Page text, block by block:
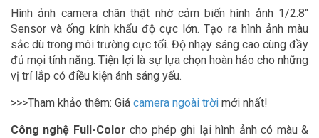
Hình ảnh camera chân thật nhờ cảm biến hình ảnh 1/2.8″
Sensor và ống kính khẩu độ cực lớn. Tạo ra hình ảnh màu
sắc dù trong môi trường cực tối. Độ nhạy sáng cao cùng đầy
đủ mọi tính năng. Tiện lợi là sự lựa chọn hoàn hảo cho những
vị trí lắp có điều kiện ánh sáng yếu.
>>>Tham khảo thêm: Giá camera ngoài trời mới nhất!
Công nghệ Full-Color cho phép ghi lại hình ảnh có màu &